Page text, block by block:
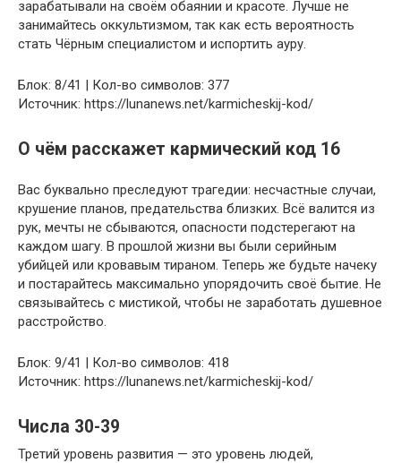
зарабатывали на своём обаянии и красоте. Лучше не
занимайтесь оккультизмом, так как есть вероятность
стать Чёрным специалистом и испортить ауру.
Блок: 8/41 | Кол-во символов: 377
Источник: https://lunanews.net/karmicheskij-kod/
О чём расскажет кармический код 16
Вас буквально преследуют трагедии: несчастные случаи,
крушение планов, предательства близких. Всё валится из
рук, мечты не сбываются, опасности подстерегают на
каждом шагу. В прошлой жизни вы были серийным
убийцей или кровавым тираном. Теперь же будьте начеку
и постарайтесь максимально упорядочить своё бытие. Не
связывайтесь с мистикой, чтобы не заработать душевное
расстройство.
Блок: 9/41 | Кол-во символов: 418
Источник: https://lunanews.net/karmicheskij-kod/
Числа 30-39
Третий уровень развития — это уровень людей,